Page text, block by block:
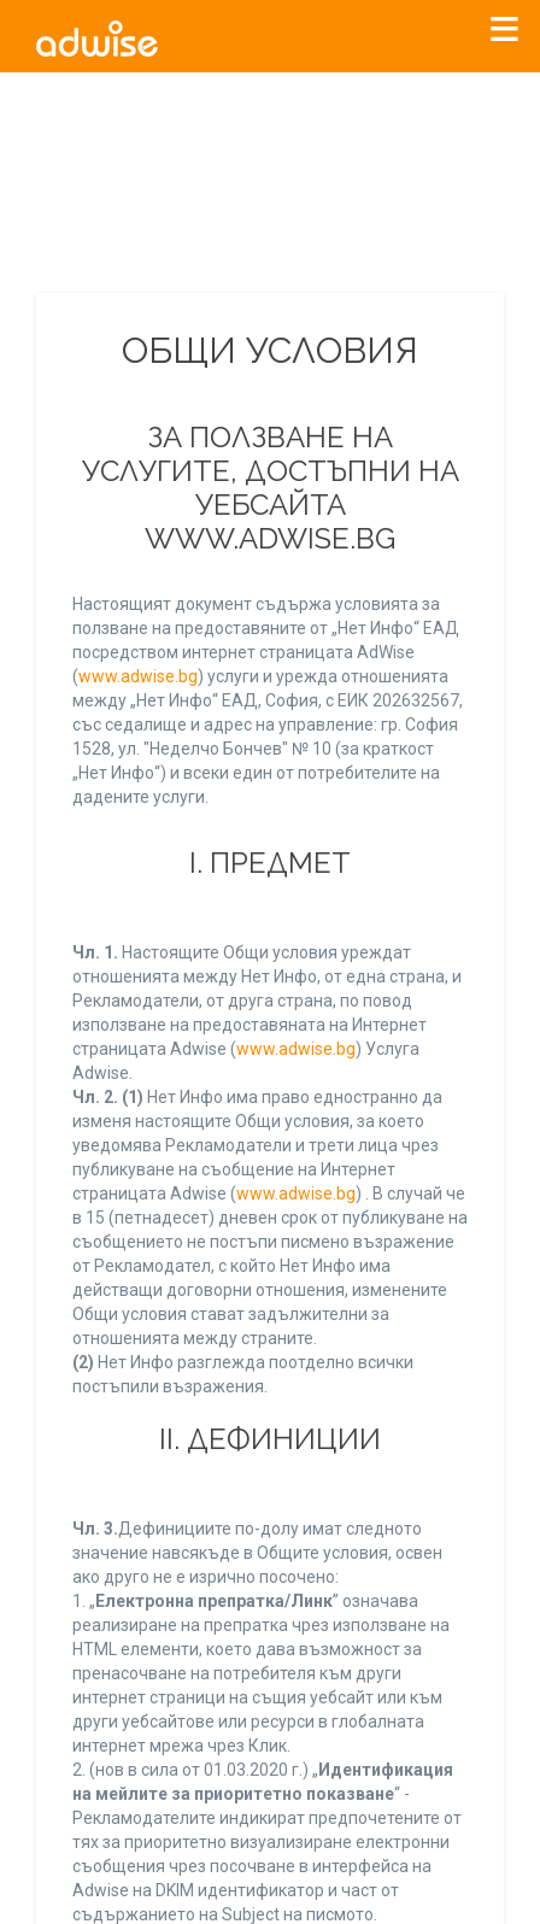
ОБЩИ УСЛОВИЯ
ЗА ПОЛЗВАНЕ НА
УСЛУГИТЕ, ДОСТЪПНИ НА
УЕБСАЙТА
WWW.ADWISE.BG
Настоящият документ съдържа условията за
ползване на предоставяните от „Нет Инфо“ ЕАД
посредством интернет страницата AdWise
(www.adwise.bg) услуги и урежда отношенията
между „Нет Инфо“ ЕАД, София, с ЕИК 202632567,
със седалище и адрес на управление: гр. София
1528, ул. "Неделчо Бончев" № 10 (за краткост
„Нет Инфо“) и всеки един от потребителите на
дадените услуги.
І. ПРЕДМЕТ
Чл. 1. Настоящите Общи условия уреждат
отношенията между Нет Инфо, от една страна, и
Рекламодатели, от друга страна, по повод
използване на предоставяната на Интернет
страницата Adwise (www.adwise.bg) Услуга
Adwise.
Чл. 2. (1) Нет Инфо има право едностранно да
изменя настоящите Общи условия, за което
уведомява Рекламодатели и трети лица чрез
публикуване на съобщение на Интернет
страницата Adwise (www.adwise.bg) . В случай че
в 15 (петнадесет) дневен срок от публикуване на
съобщението не постъпи писмено възражение
от Рекламодател, с който Нет Инфо има
действащи договорни отношения, изменените
Общи условия стават задължителни за
отношенията между страните.
(2) Нет Инфо разглежда поотделно всички
постъпили възражения.
ІІ. ДЕФИНИЦИИ
Чл. 3.Дефинициите по-долу имат следното
значение навсякъде в Общите условия, освен
ако друго не е изрично посочено:
1. „ Електронна препратка/Линк” означава
реализиране на препратка чрез използване на
HTML елементи, което дава възможност за
пренасочване на потребителя към други
интернет страници на същия уебсайт или към
други уебсайтове или ресурси в глобалната
интернет мрежа чрез Клик.
2. (нов в сила от 01.03.2020 г.) „ Идентификация
на мейлите за приоритетно показване“ -
Рекламодателите индикират предпочетените от
тях за приоритетно визуализиране електронни
съобщения чрез посочване в интерфейса на
Adwise на DKIM идентификатор и част от
съдържанието на Subject на писмото.